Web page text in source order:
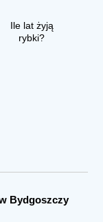
Ile lat żyją
rybki?
Bydgoszczy